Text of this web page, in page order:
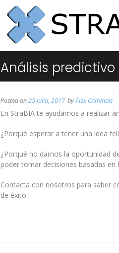
Análisis predictivo
Posted on25 julio, 2017 byÀlex Caminals
En StraBIA te ayudamos a realizar
¿Porqué esperar a tener una idea
¿Porqué no darnos la oportunidad
poder tomar decisiones basadas en
Contacta con nosotros para saber
de éxito.